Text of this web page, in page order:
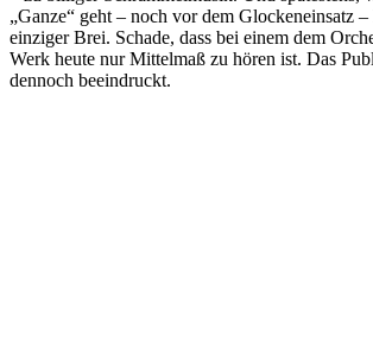
„Ganze“ geht – noch vor dem Glockeneinsatz
einziger Brei. Schade, dass bei einem dem
Werk heute nur Mittelmaß zu hören ist. Das
dennoch beeindruckt.